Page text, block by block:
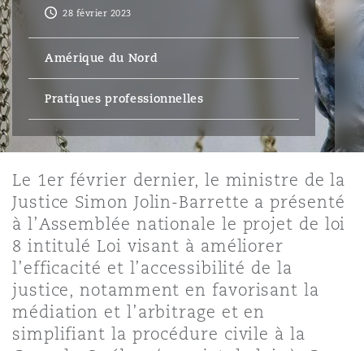
Recouvrement de dettes
Intervention d’urgence et
situations de crise
Financement et location
Acquisition de flottes
Couverture d’assurance
Protection des données et
Emploi, pensions et
Finances
Propriété intellectuelle
Technologie, externalisation
commerce et droitResponsabilité civile et de
Responsabilité à l’égard des
d’emploi
Énergie
Assurance des institutions
administrateurs et dirigeants
et construction
Partenariats public-privé et
Approvisionnement public
Droit immobilier
réglementaire et enquêtes
Fraude et crimes en col blanc
Enquêtes internes
Services professionnels
Sûreté, sécurité, santé et
Kong
Lumpur
Delhi
Paulo
City
Vegas
Angeles
St Stephens Green House
G1 Building
28 février 2023
Amérique du Nord
Pratiques professionnelles
Le 1er février dernier, le ministre de la
Justice Simon Jolin-Barrette a présenté
à l’Assemblée nationale le projet de loi
8 intitulé Loi visant à améliorer
l’efficacité et l’accessibilité de la
justice, notamment en favorisant la
médiation et l’arbitrage et en
simplifiant la procédure civile à la